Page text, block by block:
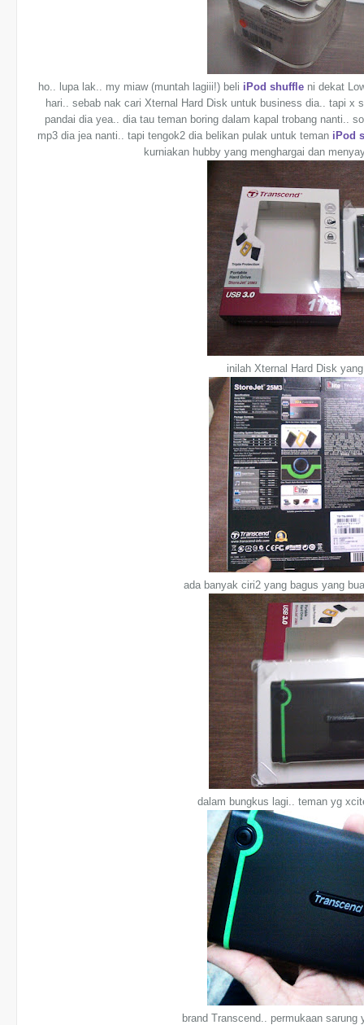
ho.. lupa lak.. my miaw (muntah lagiii!) beli iPod shuffle ni dekat
hari.. sebab nak cari Xternal Hard Disk untuk business dia.. tapi x
pandai dia yea.. dia tau teman boring dalam kapal trobang nanti..
mp3 dia jea nanti.. tapi tengok2 dia belikan pulak untuk teman iPod
kurniakan hubby yang menghargai dan
inilah Xternal Hard Disk
ada banyak ciri2 yang bagus yang
dalam bungkus lagi.. teman yg
brand Transcend.. permukaan